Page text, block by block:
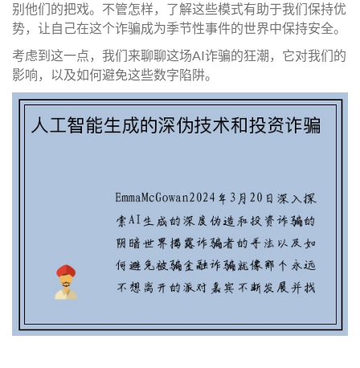
别他们的把戏。不管怎样，了解这些模式有助于我们保持优
势，让自己在这个诈骗成为季节性事件的世界中保持安全。
考虑到这一点，我们来聊聊这场AI诈骗的狂潮，它对我们的
影响，以及如何避免这些数字陷阱。